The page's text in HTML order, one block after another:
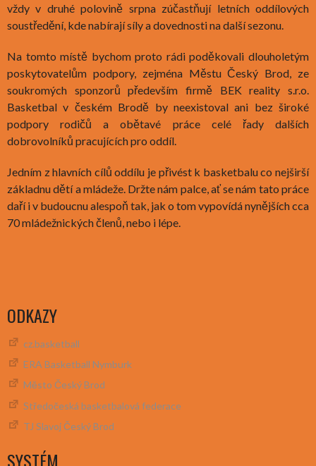
vždy v druhé polovině srpna zúčastňují letních oddílových
soustředění, kde nabírají síly a dovednosti na další sezonu.
Na tomto místě bychom proto rádi poděkovali dlouholetým
poskytovatelům podpory, zejména Městu Český Brod, ze
soukromých sponzorů především firmě BEK reality s.r.o.
Basketbal v českém Brodě by neexistoval ani bez široké
podpory rodičů a obětavé práce celé řady dalších
dobrovolníků pracujících pro oddíl.
Jedním z hlavních cílů oddílu je přivést k basketbalu co nejširší
základnu dětí a mládeže. Držte nám palce, ať se nám tato práce
daří i v budoucnu alespoň tak, jak o tom vypovídá nynějších cca
70 mládežnických členů, nebo i lépe.
ODKAZY
cz.basketball
ERA Basketball Nymburk
Město Český Brod
Středočeská basketbalová federace
TJ Slavoj Český Brod
SYSTÉM